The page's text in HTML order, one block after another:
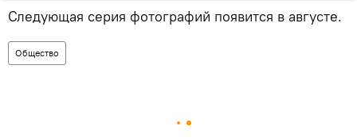
Следующая серия фотографий появится в августе.
Общество